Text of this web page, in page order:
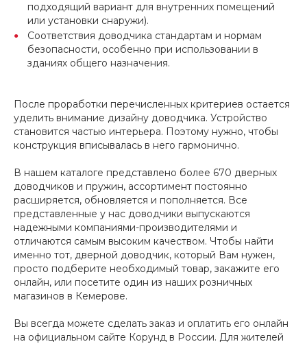
подходящий вариант для внутренних помещений
или установки снаружи).
Соответствия доводчика стандартам и нормам
безопасности, особенно при использовании в
зданиях общего назначения.
После проработки перечисленных критериев остается
уделить внимание дизайну доводчика. Устройство
становится частью интерьера. Поэтому нужно, чтобы
конструкция вписывалась в него гармонично.
В нашем каталоге представлено более 670 дверных
доводчиков и пружин, ассортимент постоянно
расширяется, обновляется и пополняется. Все
представленные у нас доводчики выпускаются
надежными компаниями-производителями и
отличаются самым высоким качеством. Чтобы найти
именно тот, дверной доводчик, который Вам нужен,
просто подберите необходимый товар, закажите его
онлайн, или посетите один из наших розничных
магазинов в Кемерове.
Вы всегда можете сделать заказ и оплатить его онлайн
на официальном сайте Корунд в России. Для жителей